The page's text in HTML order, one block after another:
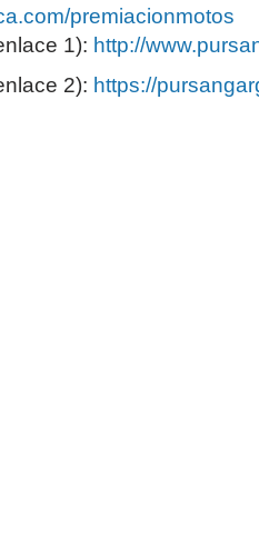
premiacionmotos
1): http://
2): https://